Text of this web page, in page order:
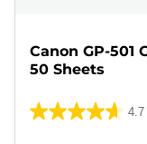
Canon GP-501
50 Sheets
4.7
4.7